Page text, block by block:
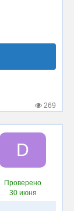
269
D
Проверено
30 июня